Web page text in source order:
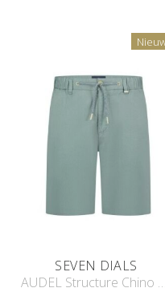
SEVEN DIALS
AUDEL Structure Chino Short